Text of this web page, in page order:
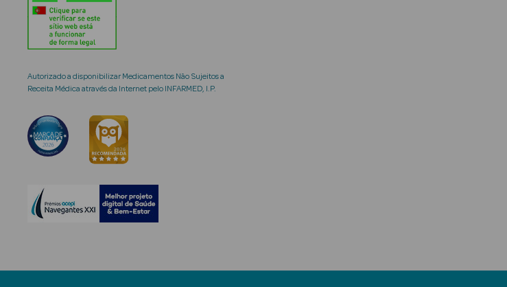
Autorizado a disponibilizar Medicamentos Não Sujeitos a
Receita Médica através da Internet pelo INFARMED, I.P.